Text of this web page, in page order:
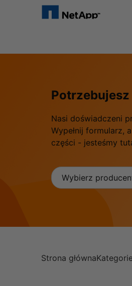
Nasi doświadczeni
Wypełnij formularz,
części - jesteśmy
Wybierz
Strona główna